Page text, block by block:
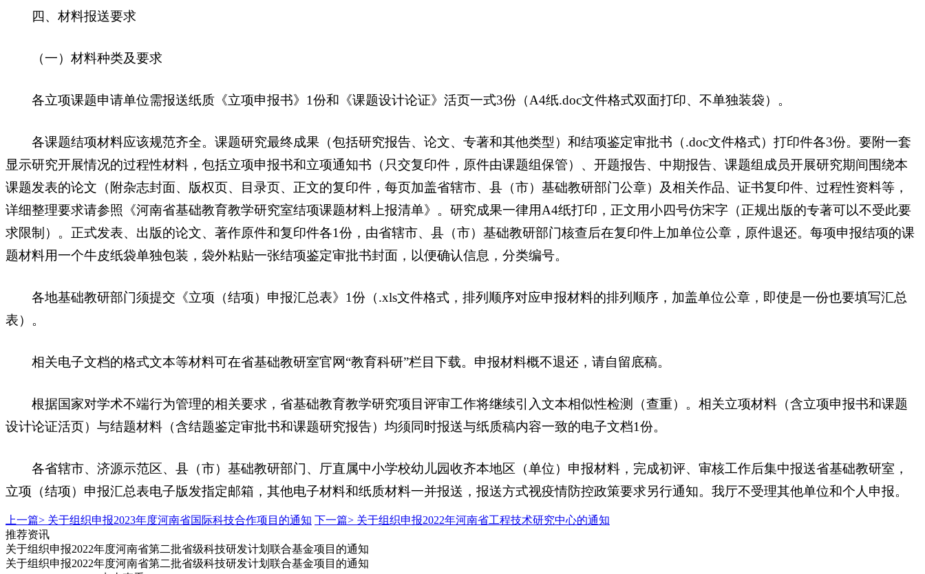
四、材料报送要求
（一）材料种类及要求
各立项课题申请单位需报送纸质《立项申报书》1份和《课题设计论证》活页一式3份（A4纸.doc文件格式双面打印、不单独装袋）。
各课题结项材料应该规范齐全。课题研究最终成果（包括研究报告、论文、专著和其他类型）和结项鉴定审批书（.doc文件格式）打印件各3份。要附一套
显示研究开展情况的过程性材料，包括立项申报书和立项通知书（只交复印件，原件由课题组保管）、开题报告、中期报告、课题组成员开展研究期间围绕本
课题发表的论文（附杂志封面、版权页、目录页、正文的复印件，每页加盖省辖市、县（市）基础教研部门公章）及相关作品、证书复印件、过程性资料等，
详细整理要求请参照《河南省基础教育教学研究室结项课题材料上报清单》。研究成果一律用A4纸打印，正文用小四号仿宋字（正规出版的专著可以不受此要
求限制）。正式发表、出版的论文、著作原件和复印件各1份，由省辖市、县（市）基础教研部门核查后在复印件上加单位公章，原件退还。每项申报结项的课
题材料用一个牛皮纸袋单独包装，袋外粘贴一张结项鉴定审批书封面，以便确认信息，分类编号。
各地基础教研部门须提交《立项（结项）申报汇总表》1份（.xls文件格式，排列顺序对应申报材料的排列顺序，加盖单位公章，即使是一份也要填写汇总
表）。
相关电子文档的格式文本等材料可在省基础教研室官网“教育科研”栏目下载。申报材料概不退还，请自留底稿。
根据国家对学术不端行为管理的相关要求，省基础教育教学研究项目评审工作将继续引入文本相似性检测（查重）。相关立项材料（含立项申报书和课题
设计论证活页）与结题材料（含结题鉴定审批书和课题研究报告）均须同时报送与纸质稿内容一致的电子文档1份。
各省辖市、济源示范区、县（市）基础教研部门、厅直属中小学校幼儿园收齐本地区（单位）申报材料，完成初评、审核工作后集中报送省基础教研室，
立项（结项）申报汇总表电子版发指定邮箱，其他电子材料和纸质材料一并报送，报送方式视疫情防控政策要求另行通知。我厅不受理其他单位和个人申报。
上一篇> 关于组织申报2023年度河南省国际科技合作项目的通知 下一篇> 关于组织申报2022年河南省工程技术研究中心的通知
推荐资讯
关于组织申报2022年度河南省第二批省级科技研发计划联合基金项目的通知
关于组织申报2022年度河南省第二批省级科技研发计划联合基金项目的通知